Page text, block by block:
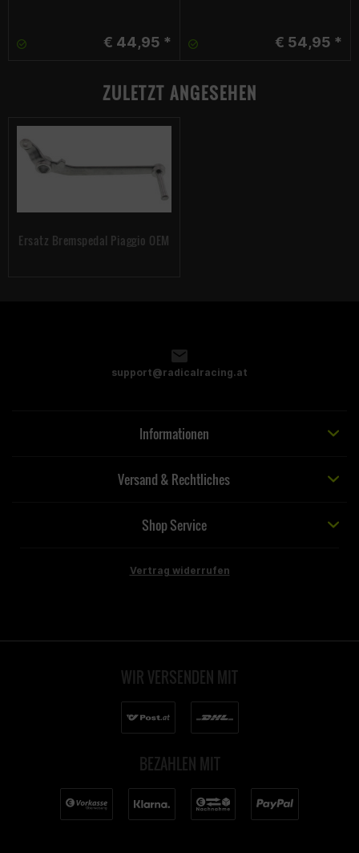
€ 44,95 * € 54,95 *
ZULETZT ANGESEHEN
Ersatz Bremspedal Piaggio OEM
support@radicalracing.at
Informationen
Versand & Rechtliches
Shop Service
Vertrag widerrufen
WIR VERSENDEN MIT
BEZAHLEN MIT